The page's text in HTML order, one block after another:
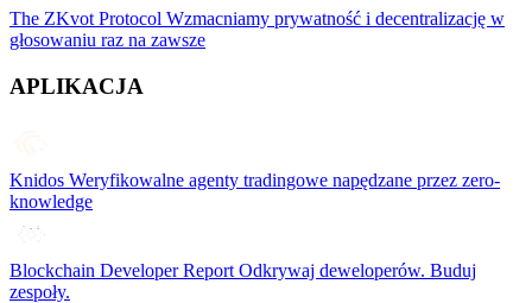
The ZKvot Protocol Wzmacniamy prywatność i decentralizację w
głosowaniu raz na zawsze
APLIKACJA
Knidos Weryfikowalne agenty tradingowe napędzane przez zero-
knowledge
Blockchain Developer Report Odkrywaj deweloperów. Buduj
zespoły.